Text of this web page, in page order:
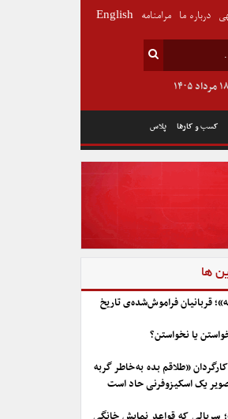
کسب و کارها پلاس
درباره ما مرامنامه English
ها
قربانیان فراموش‌شده‌ی تاریخ
یا نخواستن؟
«طلاقم بده به خاطر گربه
یک اسکیزوفرنی حاد است